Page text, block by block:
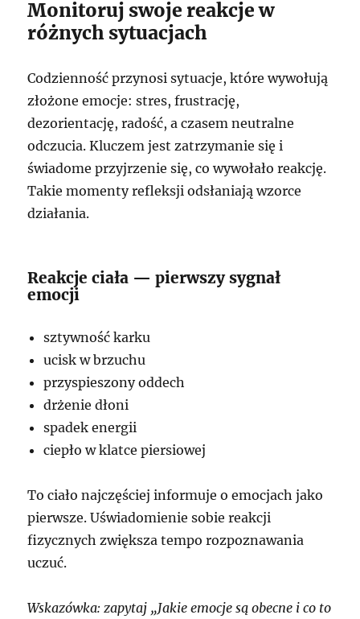
Monitoruj swoje reakcje w
różnych sytuacjach
Codzienność przynosi sytuacje, które wywołują
złożone emocje: stres, frustrację,
dezorientację, radość, a czasem neutralne
odczucia. Kluczem jest zatrzymanie się i
świadome przyjrzenie się, co wywołało reakcję.
Takie momenty refleksji odsłaniają wzorce
działania.
Reakcje ciała — pierwszy sygnał
emocji
sztywność karku
ucisk w brzuchu
przyspieszony oddech
drżenie dłoni
spadek energii
ciepło w klatce piersiowej
To ciało najczęściej informuje o emocjach jako
pierwsze. Uświadomienie sobie reakcji
fizycznych zwiększa tempo rozpoznawania
uczuć.
Wskazówka: zapytaj „Jakie emocje są obecne i co to